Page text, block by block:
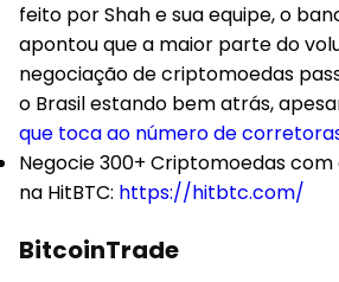
feito por Shah e sua equipe, o
apontou que a maior parte do
negociação de criptomoedas
o Brasil estando bem atrás,
que toca ao número de
Negocie 300+ Criptomoedas com
na HitBTC: https://hitbtc.com/
BitcoinTrade